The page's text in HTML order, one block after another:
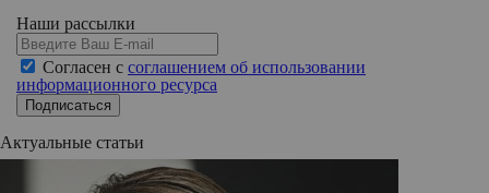
Наши рассылки
Согласен с соглашением об использовании
информационного ресурса
Подписаться
Актуальные статьи